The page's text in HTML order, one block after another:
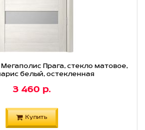
Прага, стекло матовое,
белый, остекленная
3 460 р.
Купить